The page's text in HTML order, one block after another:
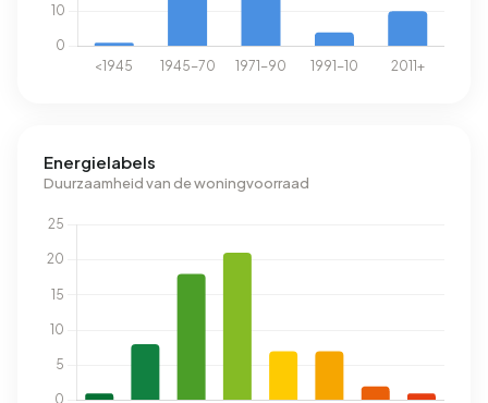
Energielabels
Duurzaamheid van de woningvoorraad